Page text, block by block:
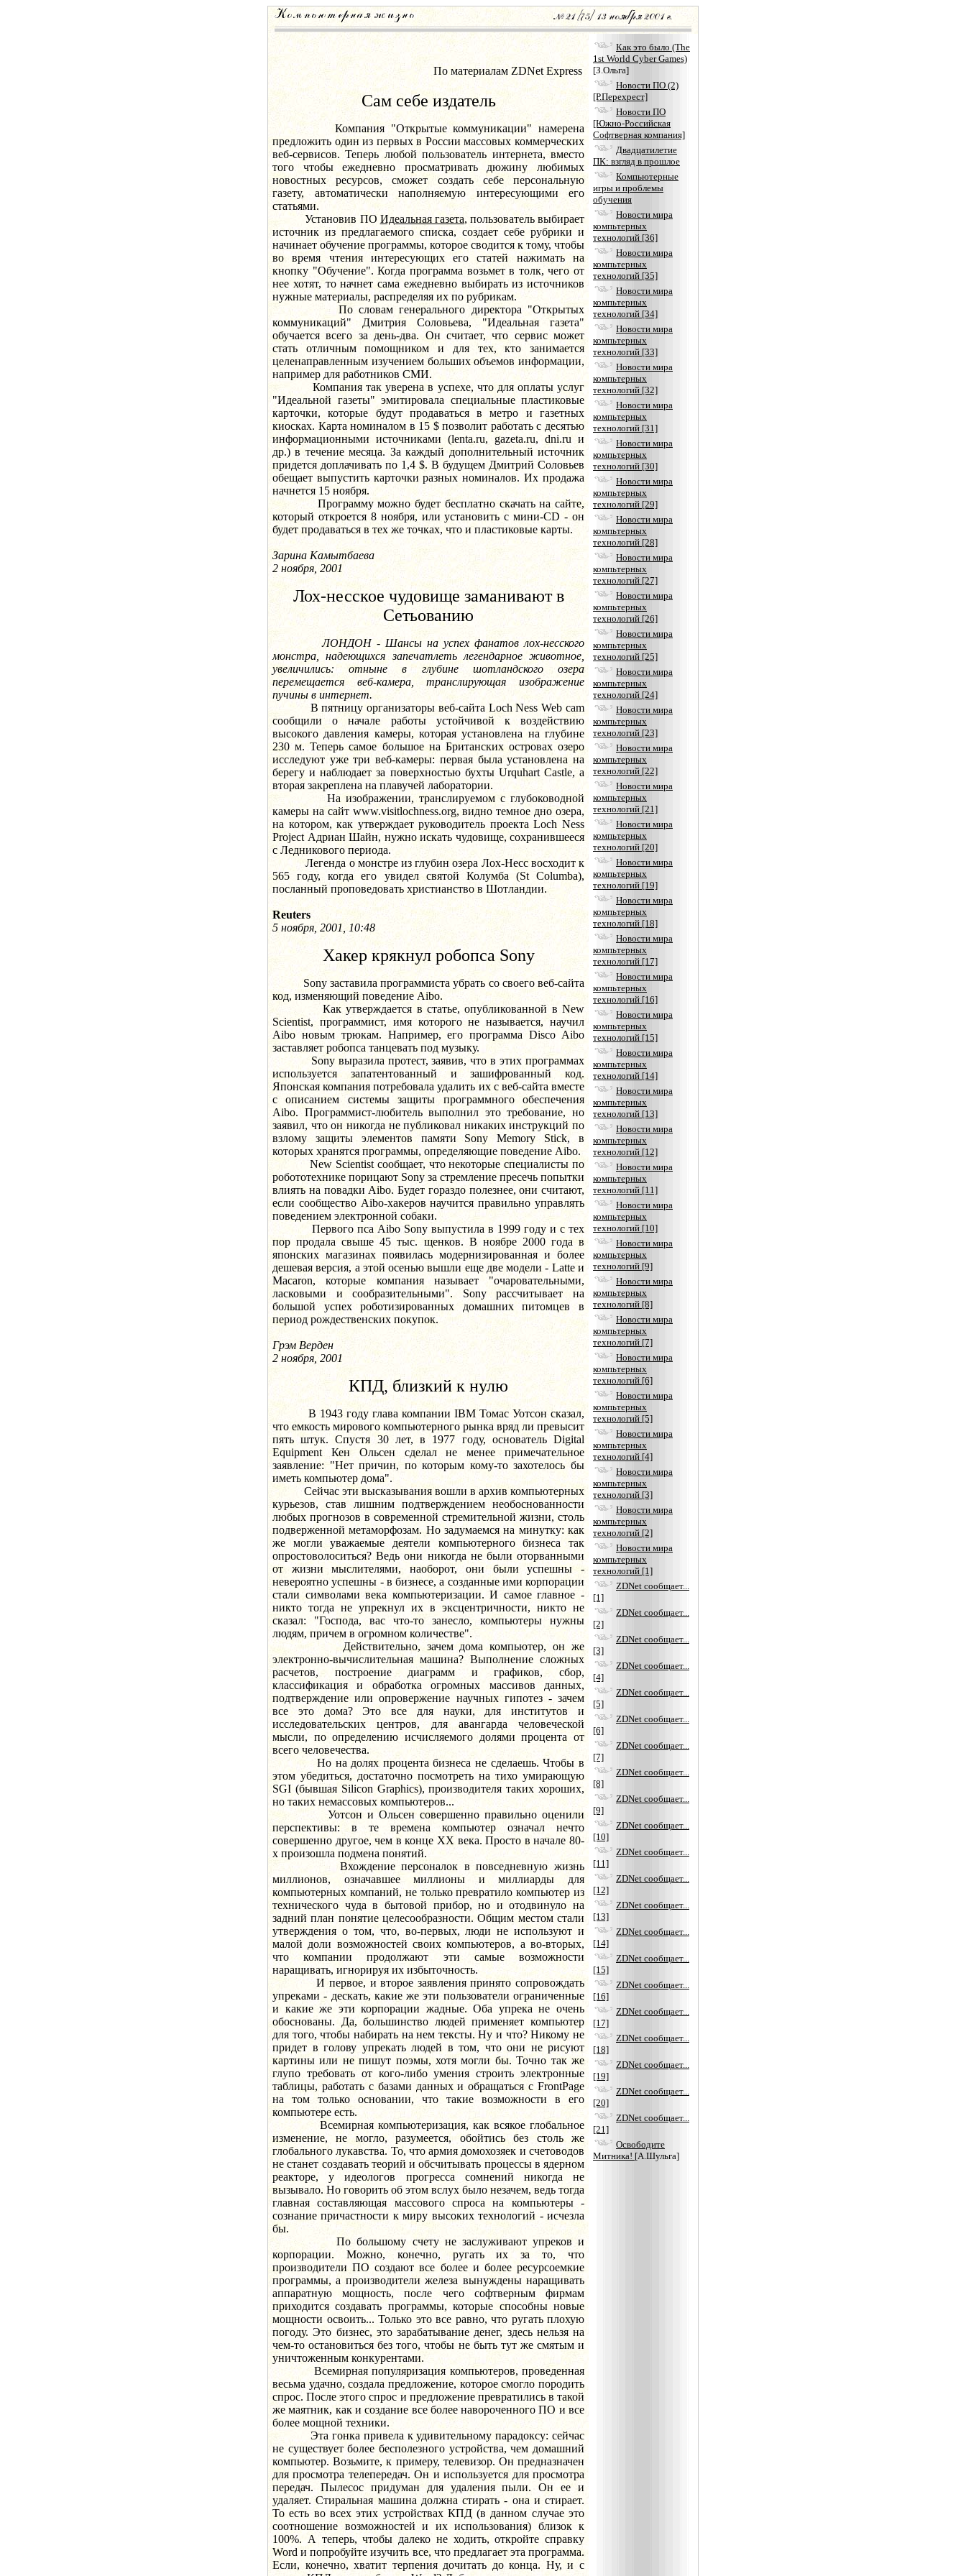
По материалам ZDNet Express
Сам себе издатель
Компания "Открытые коммуникации" намерена
предложить один из первых в России массовых коммерческих
веб-сервисов. Теперь любой пользователь интернета, вместо
того чтобы ежедневно просматривать дюжину любимых
новостных ресурсов, сможет создать себе персональную
газету, автоматически наполняемую интересующими его
статьями.
Установив ПО Идеальная газета, пользователь выбирает
источник из предлагаемого списка, создает себе рубрики и
начинает обучение программы, которое сводится к тому, чтобы
во время чтения интересующих его статей нажимать на
кнопку "Обучение". Когда программа возьмет в толк, чего от
нее хотят, то начнет сама ежедневно выбирать из источников
нужные материалы, распределяя их по рубрикам.
По словам генерального директора "Открытых
коммуникаций" Дмитрия Соловьева, "Идеальная газета"
обучается всего за день-два. Он считает, что сервис может
стать отличным помощником и для тех, кто занимается
целенаправленным изучением больших объемов информации,
например для работников СМИ.
Компания так уверена в успехе, что для оплаты услуг
"Идеальной газеты" эмитировала специальные пластиковые
карточки, которые будут продаваться в метро и газетных
киосках. Карта номиналом в 15 $ позволит работать с десятью
информационными источниками (lenta.ru, gazeta.ru, dni.ru и
др.) в течение месяца. За каждый дополнительный источник
придется доплачивать по 1,4 $. В будущем Дмитрий Соловьев
обещает выпустить карточки разных номиналов. Их продажа
начнется 15 ноября.
Программу можно будет бесплатно скачать на сайте,
который откроется 8 ноября, или установить с мини-CD - он
будет продаваться в тех же точках, что и пластиковые карты.
Зарина Камытбаева
2 ноября, 2001
Лох-несское чудовище заманивают в
Сетьованию
ЛОНДОН - Шансы на успех фанатов лох-несского
монстра, надеющихся запечатлеть легендарное животное,
увеличились: отныне в глубине шотландского озера
перемещается веб-камера, транслирующая изображение
пучины в интернет.
В пятницу организаторы веб-сайта Loch Ness Web cam
сообщили о начале работы устойчивой к воздействию
высокого давления камеры, которая установлена на глубине
230 м. Теперь самое большое на Британских островах озеро
исследуют уже три веб-камеры: первая была установлена на
берегу и наблюдает за поверхностью бухты Urquhart Castle, а
вторая закреплена на плавучей лаборатории.
На изображении, транслируемом с глубоководной
камеры на сайт www.visitlochness.org, видно темное дно озера,
на котором, как утверждает руководитель проекта Loch Ness
Project Адриан Шайн, нужно искать чудовище, сохранившееся
с Ледникового периода.
Легенда о монстре из глубин озера Лох-Несс восходит к
565 году, когда его увидел святой Колумба (St Columba),
посланный проповедовать христианство в Шотландии.
Reuters
5 ноября, 2001, 10:48
Хакер крякнул робопса Sony
Sony заставила программиста убрать со своего веб-сайта
код, изменяющий поведение Aibo.
Как утверждается в статье, опубликованной в New
Scientist, программист, имя которого не называется, научил
Aibo новым трюкам. Например, его программа Disco Aibo
заставляет робопса танцевать под музыку.
Sony выразила протест, заявив, что в этих программах
используется запатентованный и зашифрованный код.
Японская компания потребовала удалить их с веб-сайта вместе
с описанием системы защиты программного обеспечения
Aibo. Программист-любитель выполнил это требование, но
заявил, что он никогда не публиковал никаких инструкций по
взлому защиты элементов памяти Sony Memory Stick, в
которых хранятся программы, определяющие поведение Aibo.
New Scientist сообщает, что некоторые специалисты по
робототехнике порицают Sony за стремление пресечь попытки
влиять на повадки Aibo. Будет гораздо полезнее, они считают,
если сообщество Aibo-хакеров научится правильно управлять
поведением электронной собаки.
Первого пса Aibo Sony выпустила в 1999 году и с тех
пор продала свыше 45 тыс. щенков. В ноябре 2000 года в
японских магазинах появилась модернизированная и более
дешевая версия, а этой осенью вышли еще две модели - Latte и
Macaron, которые компания называет "очаровательными,
ласковыми и сообразительными". Sony рассчитывает на
большой успех роботизированных домашних питомцев в
период рождественских покупок.
Грэм Верден
2 ноября, 2001
КПД, близкий к нулю
В 1943 году глава компании IBM Томас Уотсон сказал,
что емкость мирового компьютерного рынка вряд ли превысит
пять штук. Спустя 30 лет, в 1977 году, основатель Digital
Equipment Кен Ольсен сделал не менее примечательное
заявление: "Нет причин, по которым кому-то захотелось бы
иметь компьютер дома".
Сейчас эти высказывания вошли в архив компьютерных
курьезов, став лишним подтверждением необоснованности
любых прогнозов в современной стремительной жизни, столь
подверженной метаморфозам. Но задумаемся на минутку: как
же могли уважаемые деятели компьютерного бизнеса так
опростоволоситься? Ведь они никогда не были оторванными
от жизни мыслителями, наоборот, они были успешны -
невероятно успешны - в бизнесе, а созданные ими корпорации
стали символами века компьютеризации. И самое главное -
никто тогда не упрекнул их в эксцентричности, никто не
сказал: "Господа, вас что-то занесло, компьютеры нужны
людям, причем в огромном количестве".
Действительно, зачем дома компьютер, он же
электронно-вычислительная машина? Выполнение сложных
расчетов, построение диаграмм и графиков, сбор,
классификация и обработка огромных массивов данных,
подтверждение или опровержение научных гипотез - зачем
все это дома? Это все для науки, для институтов и
исследовательских центров, для авангарда человеческой
мысли, по определению исчисляемого долями процента от
всего человечества.
Но на долях процента бизнеса не сделаешь. Чтобы в
этом убедиться, достаточно посмотреть на тихо умирающую
SGI (бывшая Silicon Graphics), производителя таких хороших,
но таких немассовых компьютеров...
Уотсон и Ольсен совершенно правильно оценили
перспективы: в те времена компьютер означал нечто
совершенно другое, чем в конце XX века. Просто в начале 80-
х произошла подмена понятий.
Вхождение персоналок в повседневную жизнь
миллионов, означавшее миллионы и миллиарды для
компьютерных компаний, не только превратило компьютер из
технического чуда в бытовой прибор, но и отодвинуло на
задний план понятие целесообразности. Общим местом стали
утверждения о том, что, во-первых, люди не используют и
малой доли возможностей своих компьютеров, а во-вторых,
что компании продолжают эти самые возможности
наращивать, игнорируя их избыточность.
И первое, и второе заявления принято сопровождать
упреками - дескать, какие же эти пользователи ограниченные
и какие же эти корпорации жадные. Оба упрека не очень
обоснованы. Да, большинство людей применяет компьютер
для того, чтобы набирать на нем тексты. Ну и что? Никому не
придет в голову упрекать людей в том, что они не рисуют
картины или не пишут поэмы, хотя могли бы. Точно так же
глупо требовать от кого-либо умения строить электронные
таблицы, работать с базами данных и обращаться с FrontPage
на том только основании, что такие возможности в его
компьютере есть.
Всемирная компьютеризация, как всякое глобальное
изменение, не могло, разумеется, обойтись без столь же
глобального лукавства. То, что армия домохозяек и счетоводов
не станет создавать теорий и обсчитывать процессы в ядерном
реакторе, у идеологов прогресса сомнений никогда не
вызывало. Но говорить об этом вслух было незачем, ведь тогда
главная составляющая массового спроса на компьютеры -
сознание причастности к миру высоких технологий - исчезла
бы.
По большому счету не заслуживают упреков и
корпорации. Можно, конечно, ругать их за то, что
производители ПО создают все более и более ресурсоемкие
программы, а производители железа вынуждены наращивать
аппаратную мощность, после чего софтверным фирмам
приходится создавать программы, которые способны новые
мощности освоить... Только это все равно, что ругать плохую
погоду. Это бизнес, это зарабатывание денег, здесь нельзя на
чем-то остановиться без того, чтобы не быть тут же смятым и
уничтоженным конкурентами.
Всемирная популяризация компьютеров, проведенная
весьма удачно, создала предложение, которое смогло породить
спрос. После этого спрос и предложение превратились в такой
же маятник, как и создание все более навороченного ПО и все
более мощной техники.
Эта гонка привела к удивительному парадоксу: сейчас
не существует более бесполезного устройства, чем домашний
компьютер. Возьмите, к примеру, телевизор. Он предназначен
для просмотра телепередач. Он и используется для просмотра
передач. Пылесос придуман для удаления пыли. Он ее и
удаляет. Стиральная машина должна стирать - она и стирает.
То есть во всех этих устройствах КПД (в данном случае это
соотношение возможностей и их использования) близок к
100%. А теперь, чтобы далеко не ходить, откройте справку
Word и попробуйте изучить все, что предлагает эта программа.
Если, конечно, хватит терпения дочитать до конца. Ну, и с
Как это было (The
1st World Cyber Games)
[З.Ольга]
Новости ПО (2)
[Р.Перехрест]
Новости ПО
[Южно-Российская
Софтверная компания]
Двадцатилетие
ПК: взгляд в прошлое
Компьютерные
игры и проблемы
обучения
Новости мира
компьтерных
технологий [36]
Новости мира
компьтерных
технологий [35]
Новости мира
компьтерных
технологий [34]
Новости мира
компьтерных
технологий [33]
Новости мира
компьтерных
технологий [32]
Новости мира
компьтерных
технологий [31]
Новости мира
компьтерных
технологий [30]
Новости мира
компьтерных
технологий [29]
Новости мира
компьтерных
технологий [28]
Новости мира
компьтерных
технологий [27]
Новости мира
компьтерных
технологий [26]
Новости мира
компьтерных
технологий [25]
Новости мира
компьтерных
технологий [24]
Новости мира
компьтерных
технологий [23]
Новости мира
компьтерных
технологий [22]
Новости мира
компьтерных
технологий [21]
Новости мира
компьтерных
технологий [20]
Новости мира
компьтерных
технологий [19]
Новости мира
компьтерных
технологий [18]
Новости мира
компьтерных
технологий [17]
Новости мира
компьтерных
технологий [16]
Новости мира
компьтерных
технологий [15]
Новости мира
компьтерных
технологий [14]
Новости мира
компьтерных
технологий [13]
Новости мира
компьтерных
технологий [12]
Новости мира
компьтерных
технологий [11]
Новости мира
компьтерных
технологий [10]
Новости мира
компьтерных
технологий [9]
Новости мира
компьтерных
технологий [8]
Новости мира
компьтерных
технологий [7]
Новости мира
компьтерных
технологий [6]
Новости мира
компьтерных
технологий [5]
Новости мира
компьтерных
технологий [4]
Новости мира
компьтерных
технологий [3]
Новости мира
компьтерных
технологий [2]
Новости мира
компьтерных
технологий [1]
ZDNet сообщает...
[1]
ZDNet сообщает...
[2]
ZDNet сообщает...
[3]
ZDNet сообщает...
[4]
ZDNet сообщает...
[5]
ZDNet сообщает...
[6]
ZDNet сообщает...
[7]
ZDNet сообщает...
[8]
ZDNet сообщает...
[9]
ZDNet сообщает...
[10]
ZDNet сообщает...
[11]
ZDNet сообщает...
[12]
ZDNet сообщает...
[13]
ZDNet сообщает...
[14]
ZDNet сообщает...
[15]
ZDNet сообщает...
[16]
ZDNet сообщает...
[17]
ZDNet сообщает...
[18]
ZDNet сообщает...
[19]
ZDNet сообщает...
[20]
ZDNet сообщает...
[21]
Освободите
Митника! [А.Шульга]